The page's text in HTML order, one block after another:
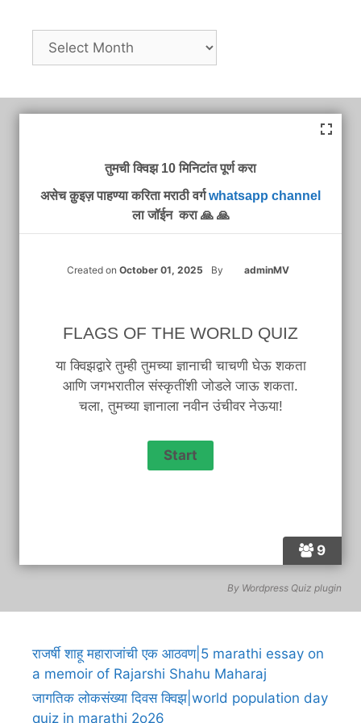
Archives
9
तुमची क्विझ 10 मिनिटांत पूर्ण करा
असेच क़ुइज़ पाहण्या करिता मराठी वर्गwhatsapp channel
ला जॉईन करा 🙏 🙏
Created on October 01, 2025 By adminMV
FLAGS OF THE WORLD QUIZ
या क्विझद्वारे तुम्ही तुमच्या ज्ञानाची चाचणी घेऊ शकता
आणि जगभरातील संस्कृतींशी जोडले जाऊ शकता.
चला, तुमच्या ज्ञानाला नवीन उंचीवर नेऊया!
By Wordpress Quiz plugin
राजर्षी शाहू महाराजांची एक आठवण|5 marathi essay on
a memoir of Rajarshi Shahu Maharaj
जागतिक लोकसंख्या दिवस क्विझ|world population day
quiz in marathi 2o26